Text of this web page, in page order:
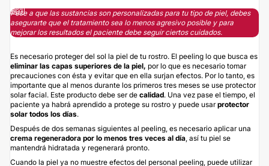
Pese a que las sustancias son personalizadas para tu tipo de piel, debes
asegurarte que el tratamiento sea lo menos agresivo posible y para
mejorar los resultados el paciente debe seguir ciertos cuidados.
Es necesario proteger del sol la piel de tu rostro. El peeling lo que busca es
eliminar las capas superiores de la piel, por lo que es necesario tomar
precauciones con ésta y evitar que en ella surjan efectos. Por lo tanto, es
importante que al menos durante los primeros tres meses se use protector
solar facial. Este producto debe ser de calidad. Una vez pase el tiempo, el
paciente ya habrá aprendido a protege su rostro y puede usar protector
solar todos los días.
Después de dos semanas siguientes al peeling, es necesario aplicar una
crema regeneradora por lo menos tres veces al día , así tu piel se
mantendrá hidratada y regenerará pronto.
Cuando la piel ya no muestre efectos del personal peeling, puede utilizar